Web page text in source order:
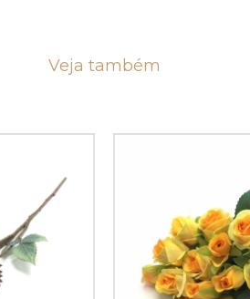
Veja também